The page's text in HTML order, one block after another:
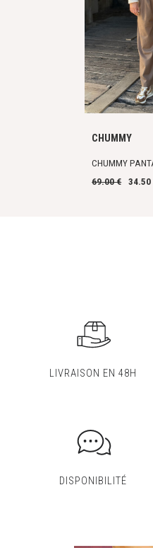
CHUMMY
CHUMMY
69.00 €
34.50
LIVRAISON EN 48H
DISPONIBILITÉ